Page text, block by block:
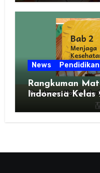
News Pendidikan
Rangkuman
Indonesia Kelas